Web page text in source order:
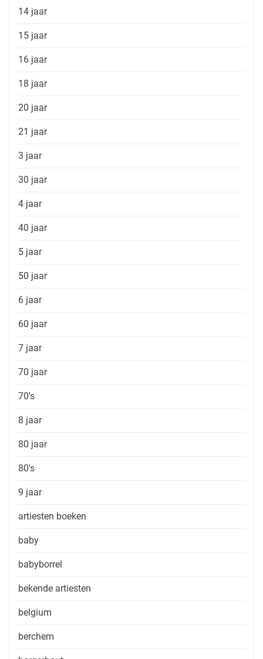
14 jaar
15 jaar
16 jaar
18 jaar
20 jaar
21 jaar
3 jaar
30 jaar
4 jaar
40 jaar
5 jaar
50 jaar
6 jaar
60 jaar
7 jaar
70 jaar
70's
8 jaar
80 jaar
80's
9 jaar
artiesten boeken
baby
babyborrel
bekende artiesten
belgium
berchem